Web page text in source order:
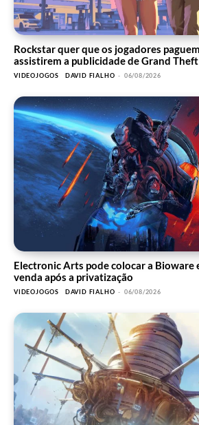
Rockstar quer que os jogadores
assistirem a publicidade de Grand
VIDEOJOGOS DAVID FIALHO - 06/08/2026
Electronic Arts pode colocar a Bioware
venda após a privatização
VIDEOJOGOS DAVID FIALHO - 06/08/2026